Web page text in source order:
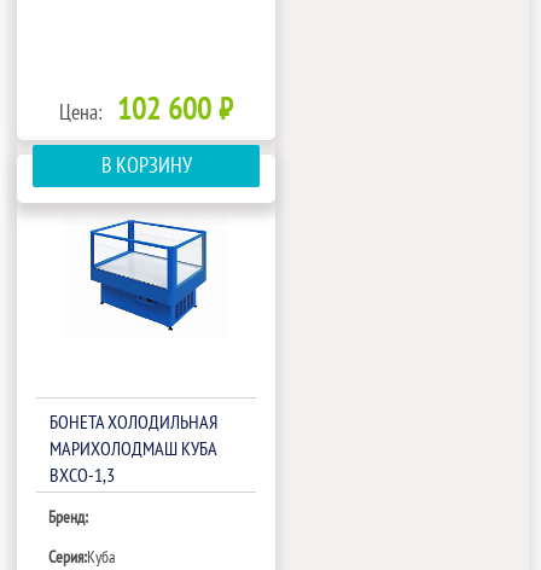
Цена: 102 600 ₽
В КОРЗИНУ
БОНЕТА ХОЛОДИЛЬНАЯ
МАРИХОЛОДМАШ КУБА
ВХСО-1,3
Бренд:
Серия:Куба